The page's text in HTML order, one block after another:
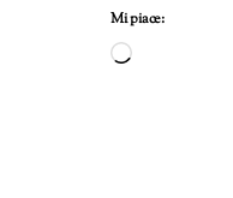
Mi piace:
Caricamento